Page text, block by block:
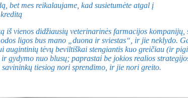
bet mes reikalaujame, kad susietumėte atgal į
iš vienos didžiausių veterinarinės farmacijos
ligos bus mano „duona ir sviestas“, ir jie
augintinių tėvų beviltiškai stengiantis kuo greičiau (ir
gydymo nuo blusų; paprastai be jokios realios
tiesiog nori sprendimo, ir jie nori greito.